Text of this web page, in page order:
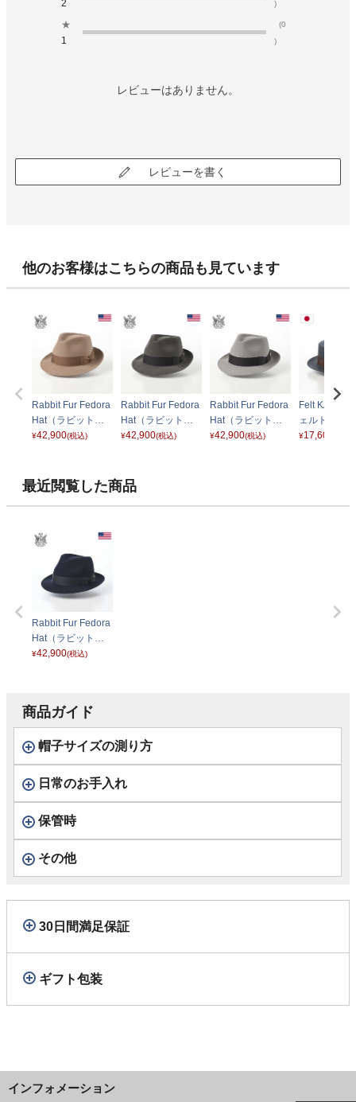
2
)
★
1
(0
)
レビューはありません。
レビューを書く
他のお客様はこちらの商品も見ています
Rabbit Fur Fedora
Hat（ラビットフ
ァー フェドラハッ
¥42,900(税込)
Rabbit Fur Fedora
Hat（ラビットフ
ァー フェドラハッ
¥42,900(税込)
Rabbit Fur Fedora
Hat（ラビットフ
ァー フェドラハッ
¥42,900(税込)
Felt
ェルトカン
グレー
¥17,600
最近閲覧した商品
Rabbit Fur Fedora
Hat（ラビットフ
ァー フェドラハッ
¥42,900(税込)
商品ガイド
帽子サイズの測り方
日常のお手入れ
保管時
その他
30日間満足保証
ギフト包装
インフォメーション